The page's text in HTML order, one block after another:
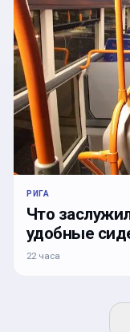
РИГА
Что
удобные
22 часа